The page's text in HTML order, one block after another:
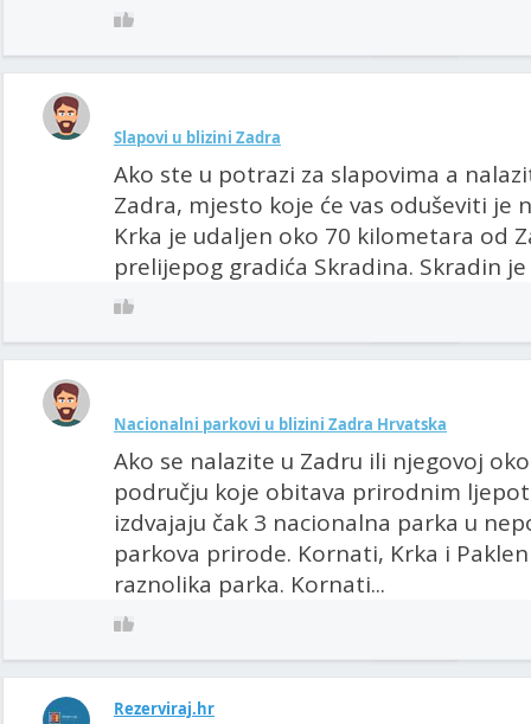
Slapovi u blizini Zadra
Ako ste u potrazi za slapovima a
Zadra, mjesto koje će vas oduševiti je
Krka je udaljen oko 70 kilometara od
prelijepog gradića Skradina. Skradin
Nacionalni parkovi u blizini Zadra Hrvatska
Ako se nalazite u Zadru ili njegovoj
području koje obitava prirodnim
izdvajaju čak 3 nacionalna parka u
parkova prirode. Kornati, Krka i
raznolika parka. Kornati...
Rezerviraj.hr